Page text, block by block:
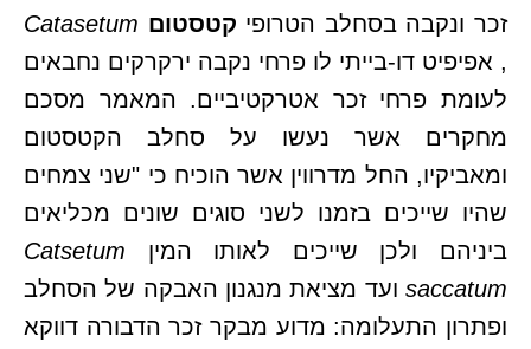
זכר ונקבה בסחלב הטרופי קטסטום Catasetum
, אפיפיט דו-בייתי לו פרחי נקבה ירקרקים נחבאים
לעומת פרחי זכר אטרקטיביים. המאמר מסכם
מחקרים אשר נעשו על סחלב הקטסטום
ומאביקיו, החל מדרווין אשר הוכיח כי "שני צמחים
שהיו שייכים בזמנו לשני סוגים שונים מכליאים
ביניהם ולכן שייכים לאותו המין Catsetum
saccatum ועד מציאת מנגנון האבקה של הסחלב
ופתרון התעלומה: מדוע מבקר זכר הדבורה דווקא